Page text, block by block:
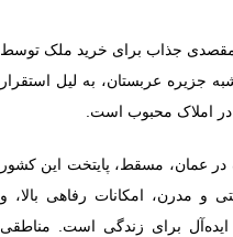
مقصدی جذاب برای خرید ملک توسط
جزیره عربستان، به ‌لیل استقرار
در املاک محبوب است.
عمان، مسقط، پایتخت این کشور
مدرن، امکانات رفاهی بالا، و
برای زندگی است. مناطقی